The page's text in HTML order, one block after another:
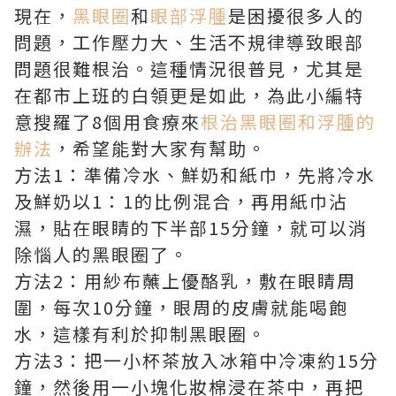
現在， 黑眼圈和眼部浮腫是困擾很多人的
問題，工作壓力大、生活不規律導致眼部
問題很難根治。這種情況很普見，尤其是
在都市上班的白領更是如此，為此小編特
意搜羅了8個用食療來根治黑眼圈和浮腫的
辦法 ，希望能對大家有幫助。
方法1：準備冷水、鮮奶和紙巾，先將冷水
及鮮奶以1：1的比例混合，再用紙巾沾
濕，貼在眼睛的下半部15分鐘，就可以消
除惱人的黑眼圈了。
方法2：用紗布蘸上優酪乳，敷在眼睛周
圍，每次10分鐘，眼周的皮膚就能喝飽
水，這樣有利於抑制黑眼圈。
方法3：把一小杯茶放入冰箱中冷凍約15分
鐘，然後用一小塊化妝棉浸在茶中，再把